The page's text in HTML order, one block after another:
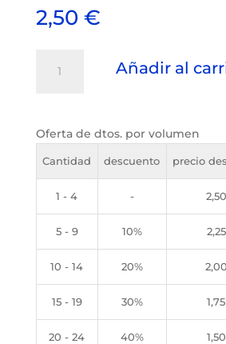
5.00de 5 en
base a
valoración
2,50 €
Añadir al
Oferta de dtos. por volumen
Cantidad descuento precio
1 - 4 - 2,50
5 - 9 10% 2,25
10 - 14 20% 2,00
15 - 19 30%
20 - 24 40% 1,50